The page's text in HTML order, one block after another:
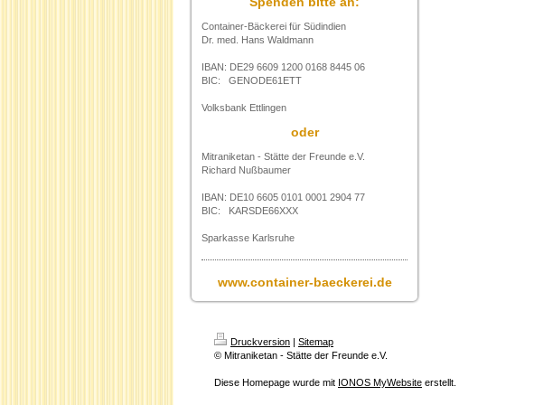
Container-Bäckerei für Südindien
Dr. med. Hans Waldmann
IBAN: DE29 6609 1200 0168 8445 06
BIC: GENODE61ETT
Volksbank Ettlingen
oder
Mitraniketan - Stätte der Freunde e.V.
Richard Nußbaumer
IBAN: DE10 6605 0101 0001 2904 77
BIC: KARSDE66XXX
Sparkasse Karlsruhe
www.container-baeckerei.de
Druckversion | Sitemap
© Mitraniketan - Stätte der Freunde e.V.
Diese Homepage wurde mit IONOS MyWebsite erstellt.